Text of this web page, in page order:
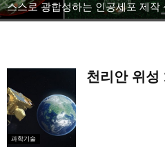
스스로 광합성하는 인공세포 제작
과학기술
천리안 위성